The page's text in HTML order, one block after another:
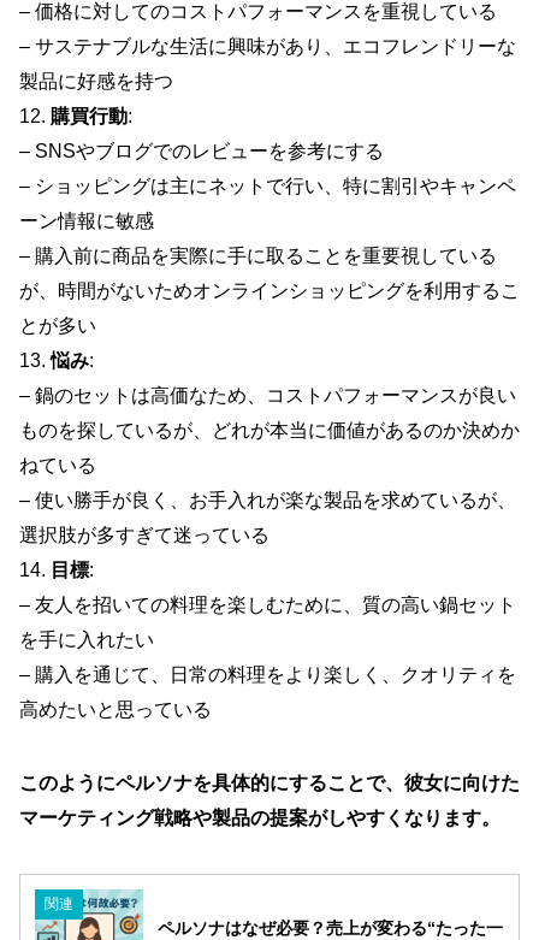
– 価格に対してのコストパフォーマンスを重視している
– サステナブルな生活に興味があり、エコフレンドリーな
製品に好感を持つ
12. 購買行動:
– SNSやブログでのレビューを参考にする
– ショッピングは主にネットで行い、特に割引やキャンペ
ーン情報に敏感
– 購入前に商品を実際に手に取ることを重要視している
が、時間がないためオンラインショッピングを利用するこ
とが多い
13.悩み:
– 鍋のセットは高価なため、コストパフォーマンスが良い
ものを探しているが、どれが本当に価値があるのか決めか
ねている
– 使い勝手が良く、お手入れが楽な製品を求めているが、
選択肢が多すぎて迷っている
14. 目標:
– 友人を招いての料理を楽しむために、質の高い鍋セット
を手に入れたい
– 購入を通じて、日常の料理をより楽しく、クオリティを
高めたいと思っている
このようにペルソナを具体的にすることで、彼女に向けた
マーケティング戦略や製品の提案がしやすくなります。
関連
ペルソナはなぜ必要？売上が変わる“たった一